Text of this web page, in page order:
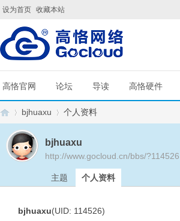
设为首页 收藏本站
高恪官网 论坛 导读 高恪硬件
bjhuaxu 个人资料
bjhuaxu
http://www.gocloud.cn/bbs/?114526
主题 个人资料
bjhuaxu(UID: 114526)